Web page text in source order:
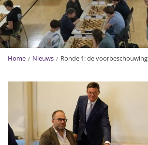
Home Nieuws Ronde 1: de voorbeschouwing